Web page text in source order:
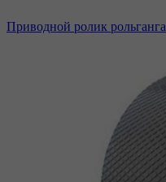
Приводной ролик рольганга